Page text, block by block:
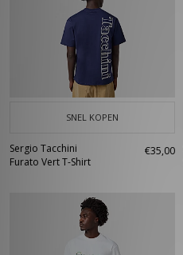
SNEL KOPEN
Sergio Tacchini
Furato Vert T-Shirt
€35,00